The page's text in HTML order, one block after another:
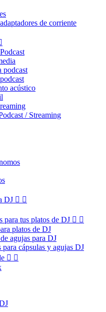
de corriente
podcast
acústico
/ Streaming
DJ  
para tus platos de DJ  
platos de DJ
agujas para DJ
para cápsulas y agujas DJ
 